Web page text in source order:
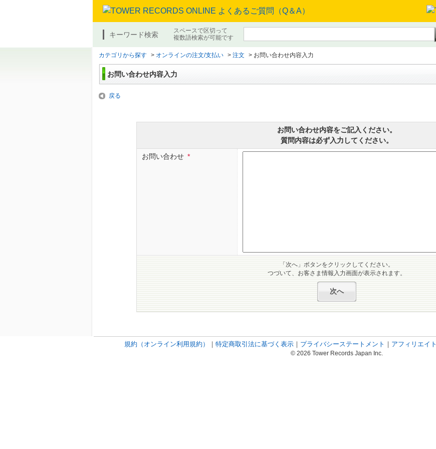
キーワード検索
スペースで区切って
複数語検索が可能です
カテゴリから探す > オンラインの注文/支払い > 注文 > お問い合わせ内容入力
お問い合わせ内容入力
戻る
お問い合わせ内容をご記入ください。
質問内容は必ず入力してください。
お問い合わせ *
「次へ」ボタンをクリックしてください。
つづいて、お客さま情報入力画面が表示されます。
規約（オンライン利用規約） ｜ 特定商取引法に基づく表示｜ プライバシーステートメント ｜ アフィリエイト
© 2026 Tower Records Japan Inc.